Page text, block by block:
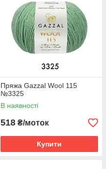
Пряжа Gazzal Wool 115
№3325
В наявності
518 ₴/моток
Купити